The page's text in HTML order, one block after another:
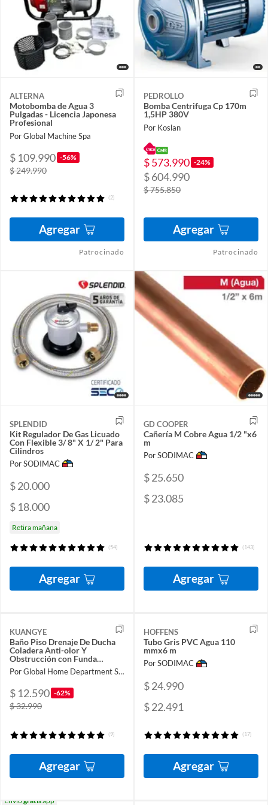
ALTERNA
Motobomba de Agua 3
Pulgadas - Licencia Japonesa
Profesional
Por Global Machine Spa
$ 109.990 -56%
$ 249.990
(2)
Agregar
Patrocinado
PEDROLLO
Bomba Centrifuga Cp 170m
1,5HP 380V
Por Koslan
$ 573.990 -24%
$ 604.990
$ 755.850
Agregar
Patrocinado
SPLENDID
Kit Regulador De Gas Licuado
Con Flexible 3/ 8" X 1/ 2" Para
Cilindros
Por SODIMAC
$ 20.000
$ 18.000
Retira mañana
(54)
Agregar
GD COOPER
Cañería M Cobre Agua 1/2 "x6
m
Por SODIMAC
$ 25.650
$ 23.085
(143)
Agregar
KUANGYE
Baño Piso Drenaje De Ducha
Coladera Anti-olor Y
Obstrucción con Funda
Invisible Extraíble
40cmx10cm
Por Global Home Department Store
$ 12.590 -62%
$ 32.990
(9)
Agregar
HOFFENS
Tubo Gris PVC Agua 110
mmx6 m
Por SODIMAC
$ 24.990
$ 22.491
(17)
Agregar
Envíogratisapp